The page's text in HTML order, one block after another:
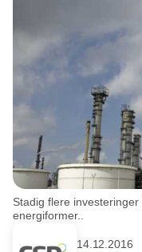
Stadig flere
energiformer..
14.12.2016